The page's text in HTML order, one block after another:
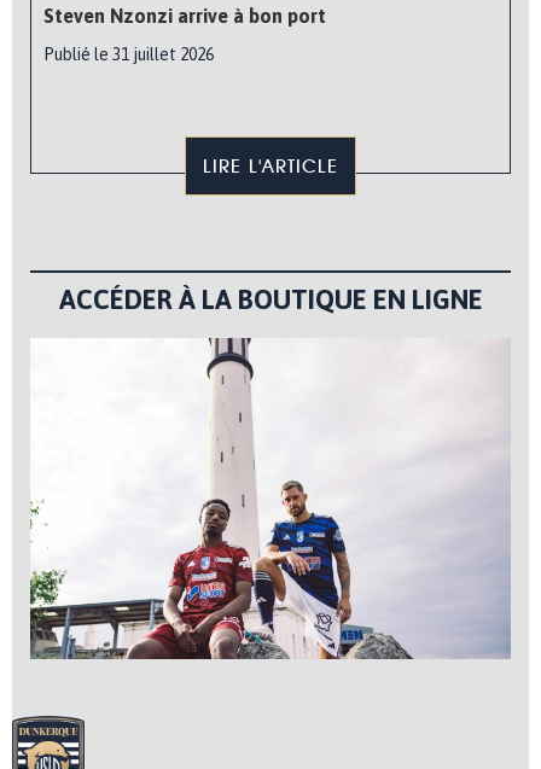
Steven Nzonzi arrive à bon port
Publié le 31 juillet 2026
LIRE L'ARTICLE
ACCÉDER À LA BOUTIQUE EN LIGNE